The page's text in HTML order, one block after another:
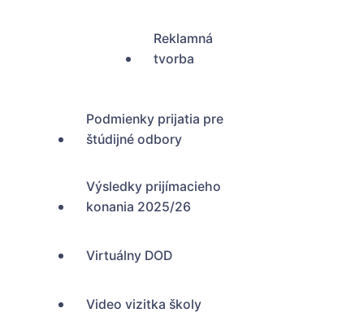
Reklamná
tvorba
Podmienky prijatia pre
štúdijné odbory
Výsledky prijímacieho
konania 2025/26
Virtuálny DOD
Video vizitka školy